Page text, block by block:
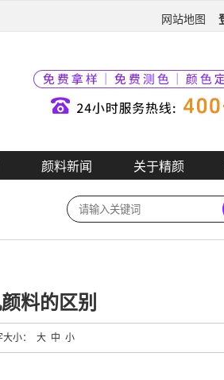
网站地图
颜料新闻 关于精颜
料的区别
小： 大 中 小